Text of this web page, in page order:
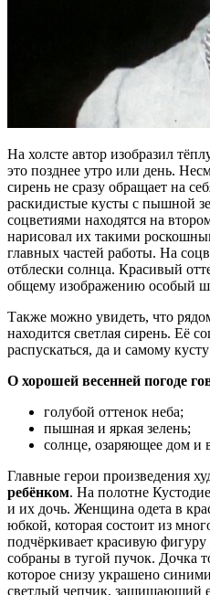
На холсте автор изобразил
это позднее утро или день.
сирень не сразу обращает на
раскидистые кусты с пышной
соцветиями находятся на
нарисовал их такими
главных частей работы. На
отблески солнца. Красивый
общему изображению особый
Также можно увидеть, что
находится светлая сирень. Её
распускаться, да и самому
О хорошей весенней погоде
голубой оттенок неба;
пышная и яркая зелень;
солнце, озаряющее дом и
Главные герои произведения
ребёнком. На полотне
и их дочь. Женщина одета в
юбкой, которая состоит из
подчёркивает красивую
собраны в тугой пучок. Дочка
которое снизу украшено
светлый чепчик, защищающий